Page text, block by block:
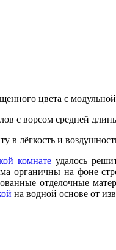
цвета с
с ворсом средней
лёгкость и
комнате удалось
органичны на фоне
отделочные
на водной основе от